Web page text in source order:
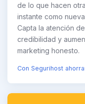
de lo que hacen
instante como
Capta la atención
credibilidad y
marketing honesto.
Con Segurihost